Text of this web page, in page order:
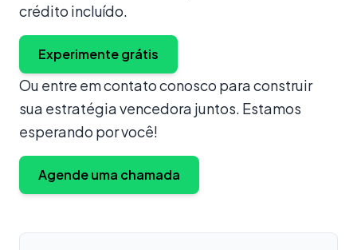
crédito incluído.
Experimente grátis
Ou entre em contato conosco para construir
sua estratégia vencedora juntos. Estamos
esperando por você!
Agende uma chamada